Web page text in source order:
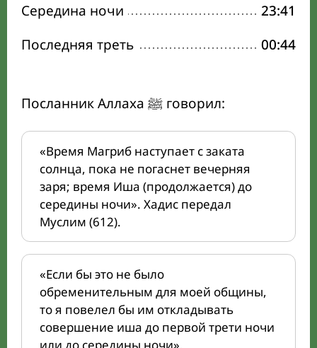
Середина ночи
23:41
Последняя треть
00:44
Посланник Аллаха ﷺ говорил:
«Время Магриб наступает с заката
солнца, пока не погаснет вечерняя
заря; время Иша (продолжается) до
середины ночи». Хадис передал
Муслим (612).
«Если бы это не было
обременительным для моей общины,
то я повелел бы им откладывать
совершение иша до первой трети ночи